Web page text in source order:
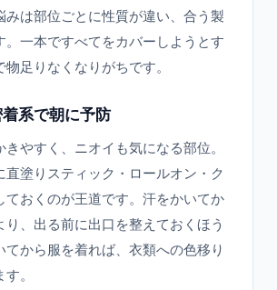
みは部位ごとに性質が違い、合う製
。一本ですべてをカバーしようとす
足りなくなりがちです。
系で朝に予防
きやすく、ニオイも気になる部位。
直塗りスティック・ロールオン・ク
ておくのが王道です。汗をかいてか
り、出る前に出口を整えておくほう
てから服を着れば、衣類への色移り
。